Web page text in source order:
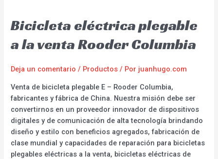
Bicicleta eléctrica plegable
a la venta Rooder Columbia
Deja un comentario / Productos / Por juanhugo.com
Venta de bicicleta plegable E – Rooder Columbia,
fabricantes y fábrica de China. Nuestra misión debe ser
convertirnos en un proveedor innovador de dispositivos
digitales y de comunicación de alta tecnología brindando
diseño y estilo con beneficios agregados, fabricación de
clase mundial y capacidades de reparación para bicicletas
plegables eléctricas a la venta, bicicletas eléctricas de